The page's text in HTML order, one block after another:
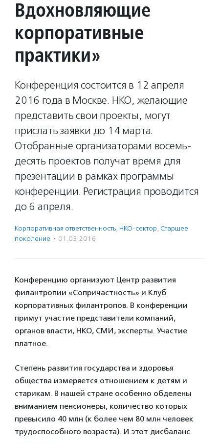
Вдохновляющие
корпоративные
практики»
Конференция состоится в 12 апреля
2016 года в Москве. НКО, желающие
представить свои проекты, могут
прислать заявки до 14 марта.
Отобранные организаторами восемь-
десять проектов получат время для
презентации в рамках программы
конференции. Регистрация проводится
до 6 апреля.
Корпоративная ответственность, НКО-сектор, Старшее
поколение · 01.03.2016
Конференцию организуют Центр развития
филантропии «Сопричастность» и Клуб
корпоративных филантропов. В конференции
примут участие представители компаний,
органов власти, НКО, СМИ, эксперты. Участие
платное.
Степень развития государства и здоровья
общества измеряется отношением к детям и
старикам. В нашей стране особенно обделены
вниманием пенсионеры, количество которых
превысило 40 млн (к более чем 80 млн человек
трудоспособного возраста). И этот дисбаланс